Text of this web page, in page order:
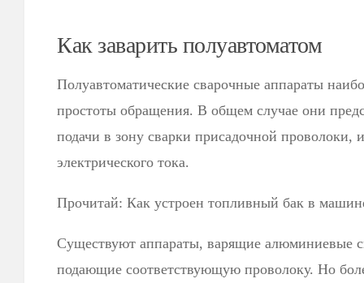
Как заварить полуавтоматом
Полуавтоматические сварочные аппараты
простоты обращения. В общем случае они
подачи в зону сварки присадочной проволоки,
электрического тока.
Прочитай: Как устроен топливный бак в
Существуют аппараты, варящие алюминиевые
подающие соответствующую проволоку. Но